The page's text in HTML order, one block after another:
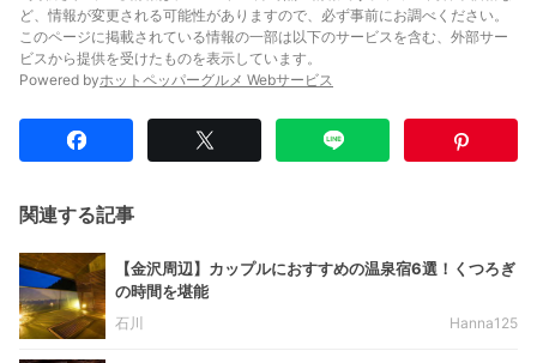
ど、情報が変更される可能性がありますので、必ず事前にお調べください。
このページに掲載されている情報の一部は以下のサービスを含む、外部サー
ビスから提供を受けたものを表示しています。
Powered byホットペッパーグルメ Webサービス
関連する記事
【金沢周辺】カップルにおすすめの温泉宿6選！くつろぎ
の時間を堪能
石川 Hanna125